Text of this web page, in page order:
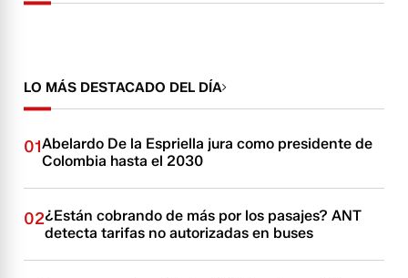
LO MÁS DESTACADO DEL DÍA
01Abelardo De la Espriella jura como presidente de
Colombia hasta el 2030
02¿Están cobrando de más por los pasajes? ANT
detecta tarifas no autorizadas en buses